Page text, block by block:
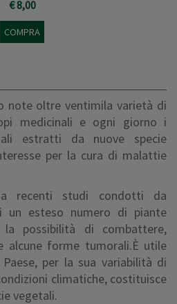
€ 8,00
COMPRA
note oltre ventimila varietà di
medicinali e ogni giorno i
estratti da nuove specie
per la cura di malattie
recenti studi condotti da
un esteso numero di piante
la possibilità di combattere,
alcune forme tumorali.È utile
per la sua variabilità di
climatiche, costituisce
vegetali.